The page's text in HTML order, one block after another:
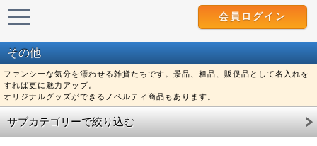
会員ログイン
その他
ファンシーな気分を漂わせる雑貨たちです。景品、粗品、販促品として名入れを
すれば更に魅力アップ。
オリジナルグッズができるノベルティ商品もあります。
サブカテゴリーで絞り込む